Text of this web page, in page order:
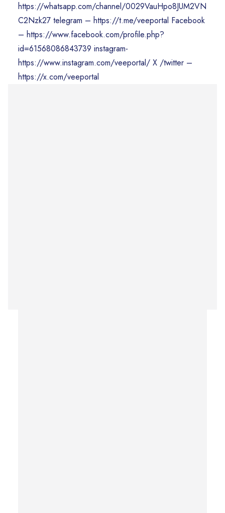
https://whatsapp.com/channel/0029VauHpo8JUM2VN
C2Nzk27 telegram – https://t.me/veeportal Facebook
– https://www.facebook.com/profile.php?
id=61568086843739 instagram-
https://www.instagram.com/veeportal/ X /twitter –
https://x.com/veeportal